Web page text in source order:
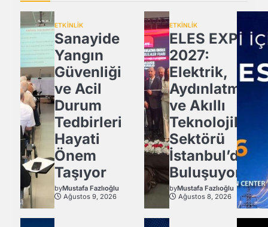
ETKİNLİK
Sanayide
Yangın
Güvenliği
ve Acil
Durum
Tedbirleri
Hayati
Önem
Taşıyor
byMustafa Fazlıoğlu
Ağustos 9, 2026
ETKİNLİK
ELES EXPO
2027:
Elektrik,
Aydınlatma
ve Akıllı
Teknolojiler
Sektörü
İstanbul’da
Buluşuyor!
byMustafa Fazlıoğlu
Ağustos 8, 2026